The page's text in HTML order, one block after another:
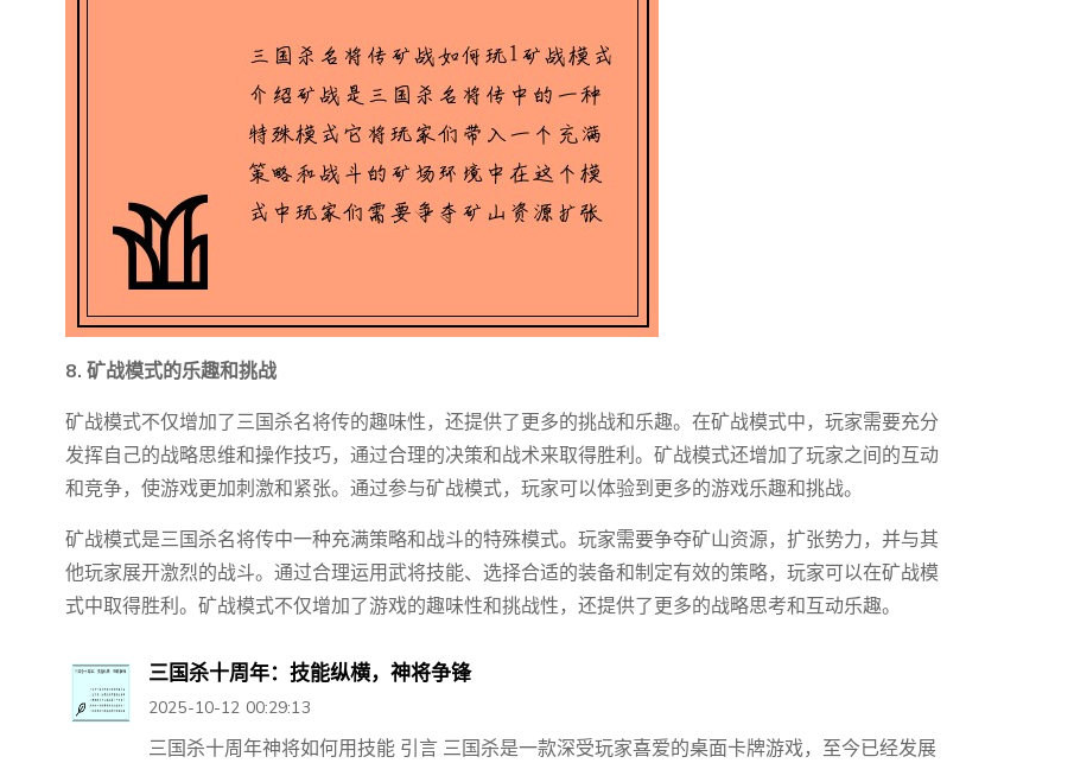
8. 矿战模式的乐趣和挑战
矿战模式不仅增加了三国杀名将传的趣味性，还提供了更多的挑战和乐趣。在矿战模式中，玩家需要充分
发挥自己的战略思维和操作技巧，通过合理的决策和战术来取得胜利。矿战模式还增加了玩家之间的互动
和竞争，使游戏更加刺激和紧张。通过参与矿战模式，玩家可以体验到更多的游戏乐趣和挑战。
矿战模式是三国杀名将传中一种充满策略和战斗的特殊模式。玩家需要争夺矿山资源，扩张势力，并与其
他玩家展开激烈的战斗。通过合理运用武将技能、选择合适的装备和制定有效的策略，玩家可以在矿战模
式中取得胜利。矿战模式不仅增加了游戏的趣味性和挑战性，还提供了更多的战略思考和互动乐趣。
三国杀十周年：技能纵横，神将争锋
2025-10-12 00:29:13
三国杀十周年神将如何用技能 引言 三国杀是一款深受玩家喜爱的桌面卡牌游戏，至今已经发展